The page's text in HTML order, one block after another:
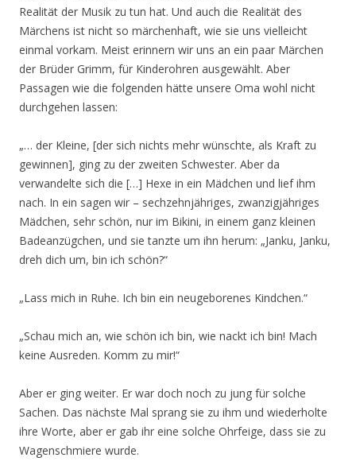
Realität der Musik zu tun hat. Und auch die Realität des
Märchens ist nicht so märchenhaft, wie sie uns vielleicht
einmal vorkam. Meist erinnern wir uns an ein paar Märchen
der Brüder Grimm, für Kinderohren ausgewählt. Aber
Passagen wie die folgenden hätte unsere Oma wohl nicht
durchgehen lassen:
„… der Kleine, [der sich nichts mehr wünschte, als Kraft zu
gewinnen], ging zu der zweiten Schwester. Aber da
verwandelte sich die […] Hexe in ein Mädchen und lief ihm
nach. In ein sagen wir – sechzehnjähriges, zwanzigjähriges
Mädchen, sehr schön, nur im Bikini, in einem ganz kleinen
Badeanzügchen, und sie tanzte um ihn herum: „Janku, Janku,
dreh dich um, bin ich schön?“
„Lass mich in Ruhe. Ich bin ein neugeborenes Kindchen.“
„Schau mich an, wie schön ich bin, wie nackt ich bin! Mach
keine Ausreden. Komm zu mir!“
Aber er ging weiter. Er war doch noch zu jung für solche
Sachen. Das nächste Mal sprang sie zu ihm und wiederholte
ihre Worte, aber er gab ihr eine solche Ohrfeige, dass sie zu
Wagenschmiere wurde.